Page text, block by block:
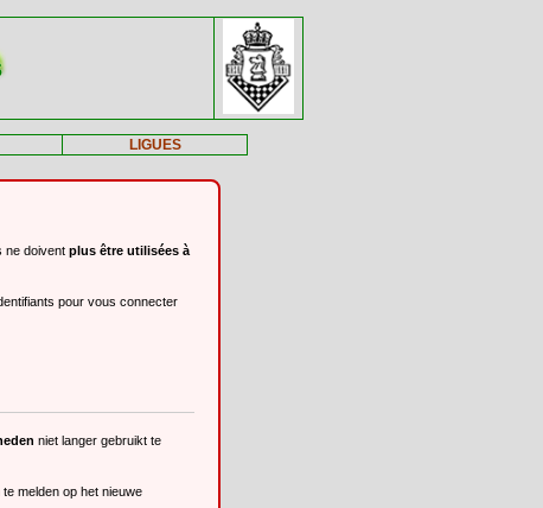
LIGUES
ne doivent plus être utilisées à
pour vous connecter
niet langer gebruikt te
melden op het nieuwe